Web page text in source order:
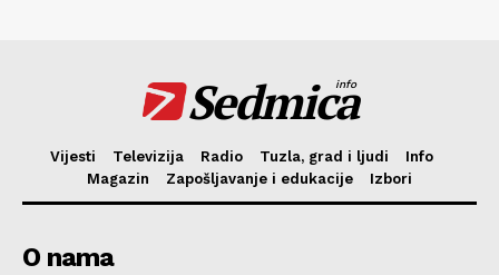
Sedmica
info
Vijesti Televizija Radio Tuzla, grad i ljudi
Info
Magazin
Zapošljavanje i edukacije Izbori
O nama